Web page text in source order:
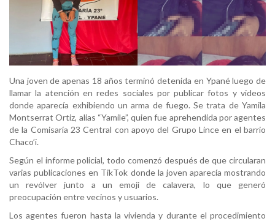
Una joven de apenas 18 años terminó detenida en Ypané luego de
llamar la atención en redes sociales por publicar fotos y videos
donde aparecía exhibiendo un arma de fuego. Se trata de Yamila
Montserrat Ortiz, alias “Yamile”, quien fue aprehendida por agentes
de la Comisaría 23 Central con apoyo del Grupo Lince en el barrio
Chaco’i.
Según el informe policial, todo comenzó después de que circularan
varias publicaciones en TikTok donde la joven aparecía mostrando
un revólver junto a un emoji de calavera, lo que generó
preocupación entre vecinos y usuarios.
Los agentes fueron hasta la vivienda y durante el procedimiento